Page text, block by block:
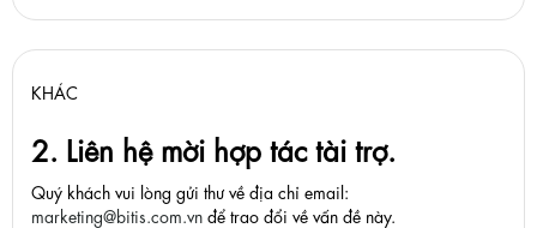
KHÁC
2. Liên hệ mời hợp tác tài trợ.
Quý khách vui lòng gửi thư về địa chỉ email:
marketing@bitis.com.vn để trao đổi về vấn đề này.